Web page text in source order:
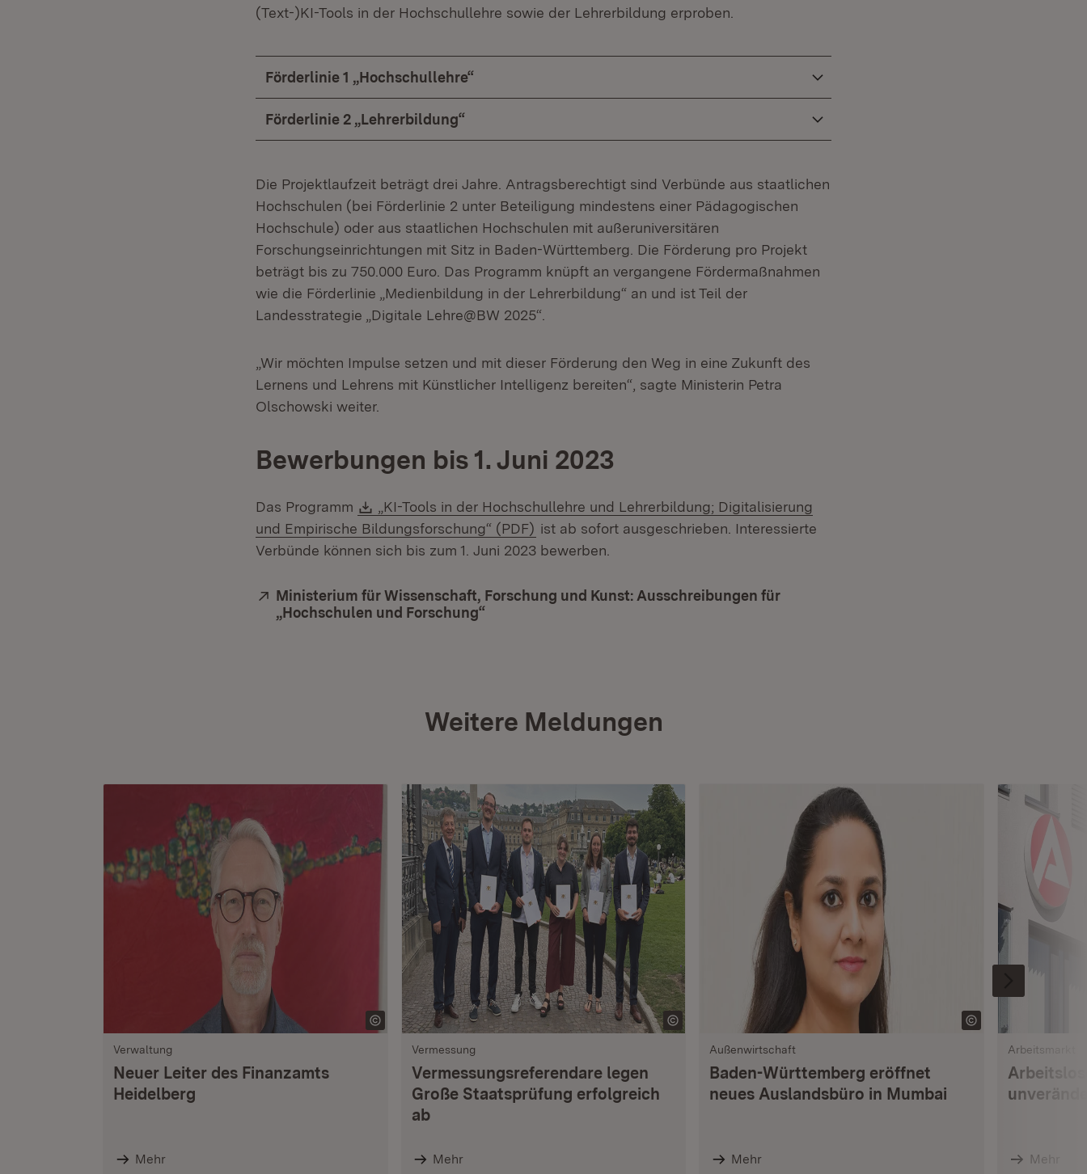
(Text-)KI-Tools in der Hochschullehre sowie der Lehrerbildung erproben.
Förderlinie 1 „Hochschullehre“
Förderlinie 2 „Lehrerbildung“
Die Projektlaufzeit beträgt drei Jahre. Antragsberechtigt sind Verbünde aus staatlichen
Hochschulen (bei Förderlinie 2 unter Beteiligung mindestens einer Pädagogischen
Hochschule) oder aus staatlichen Hochschulen mit außeruniversitären
Forschungseinrichtungen mit Sitz in Baden-Württemberg. Die Förderung pro Projekt
beträgt bis zu 750.000 Euro. Das Programm knüpft an vergangene Fördermaßnahmen
wie die Förderlinie „Medienbildung in der Lehrerbildung“ an und ist Teil der
Landesstrategie „Digitale Lehre@BW 2025“.
„Wir möchten Impulse setzen und mit dieser Förderung den Weg in eine Zukunft des
Lernens und Lehrens mit Künstlicher Intelligenz bereiten“, sagte Ministerin Petra
Olschowski weiter.
Bewerbungen bis 1. Juni 2023
Das Programm Download:
„KI-Tools in der Hochschullehre und Lehrerbildung; Digitalisierung
und Empirische Bildungsforschung“ (PDF) (Öffnet in neuem Fenster)
ist ab sofort ausgeschrieben. Interessierte
Verbünde können sich bis zum 1. Juni 2023 bewerben.
Extern:
Ministerium für Wissenschaft, Forschung und Kunst: Ausschreibungen für
„Hochschulen und Forschung“
Weitere Meldungen
Verwaltung
Neuer Leiter des Finanzamts
Heidelberg
Mehr
Vermessung
Vermessungsreferendare legen
Große Staatsprüfung erfolgreich
ab
Mehr
Außenwirtschaft
Baden-Württemberg eröffnet
neues Auslandsbüro in Mumbai
Mehr
Arbeitsmarkt
Mehr